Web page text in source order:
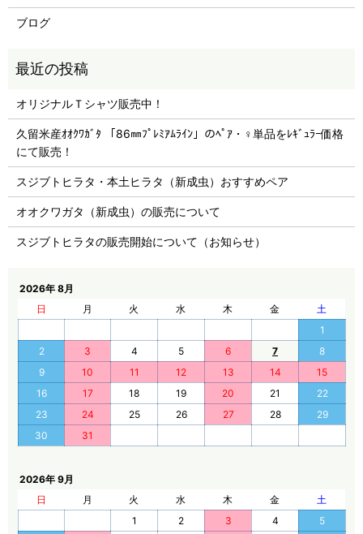
ブログ
オリジナルＴシャツ販売中！
久留米産ｵｵｸﾜｶﾞﾀ 「86㎜ﾌﾟﾚﾐｱﾑﾗｲﾝ」のﾍﾟｱ・♀単品をﾚｷﾞｭﾗｰ価格
にて販売！
スジブトヒラタ・本土ヒラタ（新成虫）おすすめペア
オオクワガタ（新成虫）の販売について
スジブトヒラタの販売開始について（お知らせ）
2026年 8月
日
月 火 水 木 金
土
1
2
3 4 5 6 7
8
9
10 11 12 13 14
15
16
17 18 19 20 21
22
23
24 25 26 27 28
29
30
31
2026年 9月
日
月 火 水 木 金
土
1
2 3 4
5